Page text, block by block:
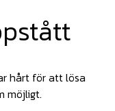
hårt för att lösa
möjligt.